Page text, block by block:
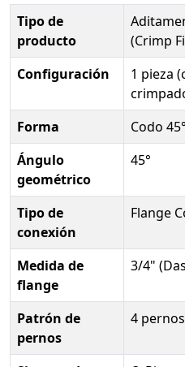
Tipo de
producto
(Crimp
Configuración
1 pieza
Forma
Codo 45°
Ángulo
geométrico
45°
Tipo de
conexión
Flange
Medida de
flange
3/4"
Patrón de
pernos
4 pernos